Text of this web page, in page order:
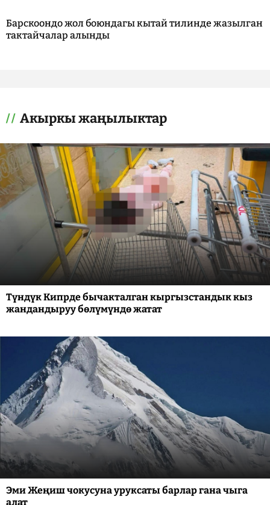
Барскоондо жол боюндагы кытай тилинде жазылган
тактайчалар алынды
Акыркы жаңылыктар
Түндүк Кипрде бычакталган кыргызстандык кыз
жандандыруу бөлүмүндө жатат
Эми Жеңиш чокусуна уруксаты барлар гана чыга
алат